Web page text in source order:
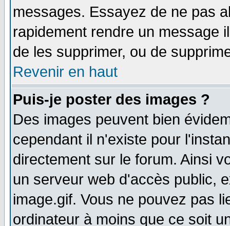
messages. Essayez de ne pas
rapidement rendre un message
de les supprimer, ou de
Revenir en haut
Puis-je poster des images ?
Des images peuvent bien
cependant il n'existe pour
directement sur le forum. Ainsi
un serveur web d'accès public,
image.gif. Vous ne pouvez pas
ordinateur à moins que ce soit